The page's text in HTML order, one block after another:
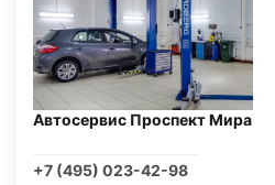
Автосервис Проспект Мира
+7 (495) 023-42-98